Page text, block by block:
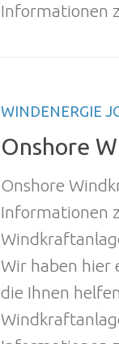
Informationen
WINDENERGIE
Onshore
Onshore
Informationen
Wir haben hier
die Ihnen